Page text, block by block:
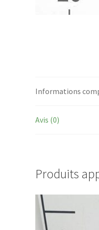
Informations
Avis (0)
Produits